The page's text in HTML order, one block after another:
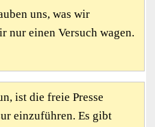
uns, was wir
nur einen Versuch wagen.
ist die freie Presse
einzuführen. Es gibt